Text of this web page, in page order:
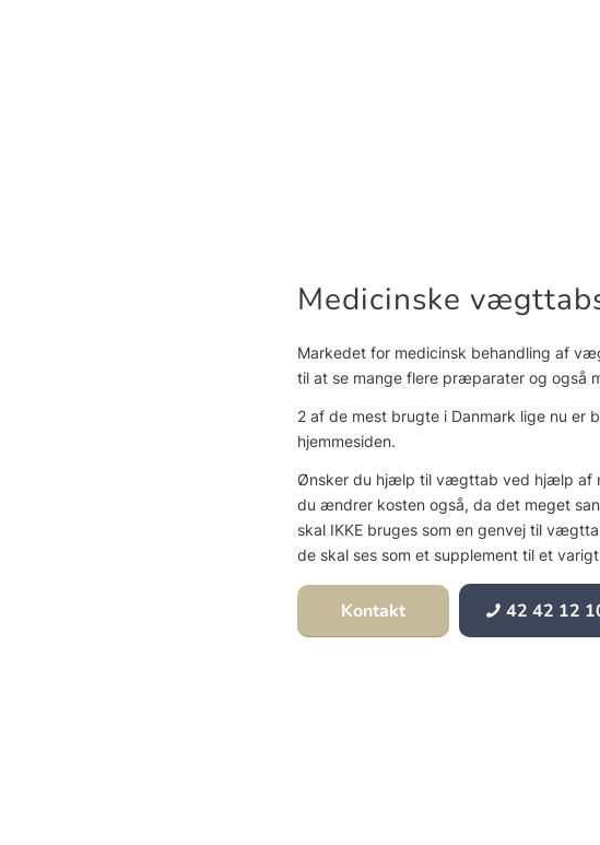
Medicinske
Markedet for medicinsk behandling af
til at se mange flere præparater og også
2 af de mest brugte i Danmark lige nu er
hjemmesiden.
Ønsker du hjælp til vægttab ved hjælp af
du ændrer kosten også, da det meget
skal IKKE bruges som en genvej til
de skal ses som et supplement til et
Kontakt 42 42 12